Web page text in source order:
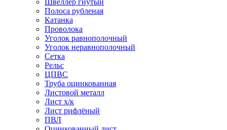
Швеллер гнутый
Полоса рубленая
Катанка
Проволока
Уголок равнополочный
Уголок неравнополочный
Сетка
Рельс
ЦПВС
Труба оцинкованная
Листовой металл
Лист х/к
Лист рифлёный
ПВЛ